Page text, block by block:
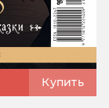
Купить